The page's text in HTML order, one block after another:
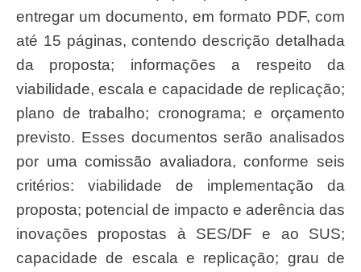
entregar um documento, em formato PDF, com
até 15 páginas, contendo descrição detalhada
da proposta; informações a respeito da
viabilidade, escala e capacidade de replicação;
plano de trabalho; cronograma; e orçamento
previsto. Esses documentos serão analisados
por uma comissão avaliadora, conforme seis
critérios: viabilidade de implementação da
proposta; potencial de impacto e aderência das
inovações propostas à SES/DF e ao SUS;
capacidade de escala e replicação; grau de